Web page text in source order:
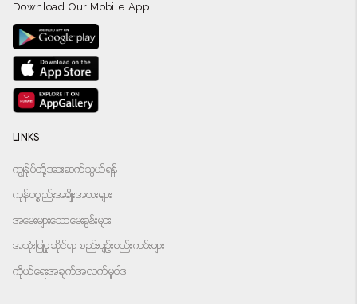
Download Our Mobile App
LINKS
ကျွန်ုပ်တို့အားဆက်သွယ်ရန်
ကုန်ပစ္စည်းအမျိုးအစားများ
အမေးများသောမေးခွန်းများ
အသုံးပြုမှုဆိုင်ရာ စည်းမျဉ်းစည်းကမ်းများ
ကိုယ်ရေးအချက်အလက်မူဝါဒ